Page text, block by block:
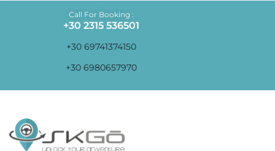
Call For Booking :
+30 2315 536501
+30 69741374150
+30 6980657970